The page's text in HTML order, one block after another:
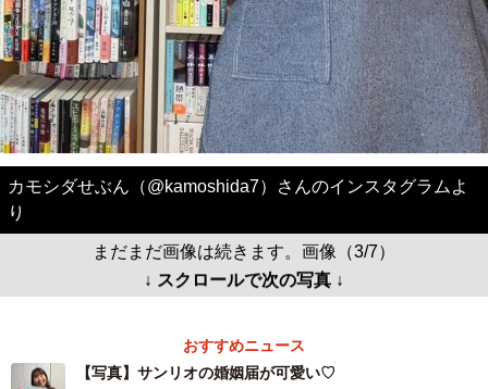
カモシダせぶん（@kamoshida7）さんのインスタグラムよ
り
まだまだ画像は続きます。画像（3/7）
↓ スクロールで次の写真 ↓
おすすめニュース
【写真】サンリオの婚姻届が可愛い♡